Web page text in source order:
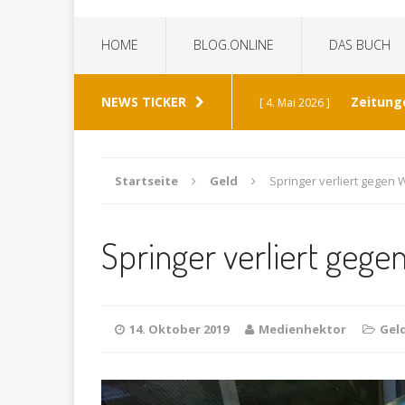
HOME BLOG.ONLINE DAS BUCH
NEWS TICKER [ 4. Mai 2026 ]
[ 8. Januar 2026 ] „Die
[ 19. Dezember 2025 ]
[ 30. Mai 2026 ] Wann
verabschiedet?
Startseite Geld Springer verliert gegen
Springer verliert
14. Oktober 2019 Medienhektor